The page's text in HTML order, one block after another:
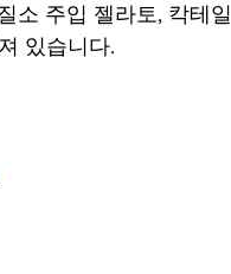
소 주입 젤라토, 칵테일
있습니다.